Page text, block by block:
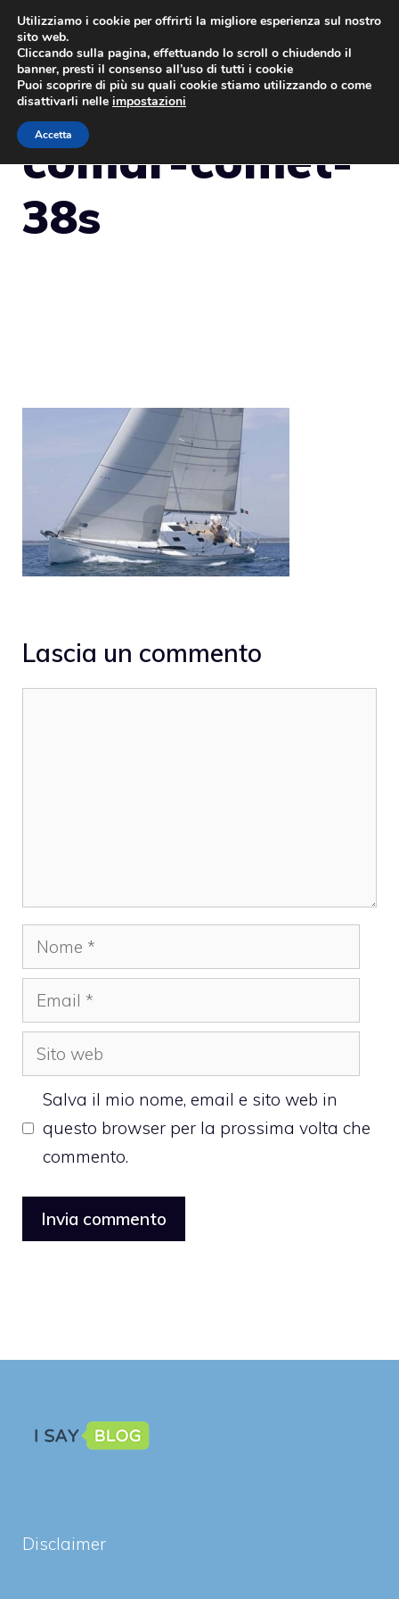
Vai
contenuto
comar-comet-
38s
Lascia un commento
Nome
Email
Sito
web
Salva il mio nome, email e sito web in
questo browser per la prossima volta che
commento.
Disclaimer
Utilizziamo i cookie per offrirti la migliore esperienza sul nostro
sito web.
Cliccando sulla pagina, effettuando lo scroll o chiudendo il
banner, presti il consenso all’uso di tutti i cookie
Puoi scoprire di più su quali cookie stiamo utilizzando o come
disattivarli nelle impostazioni
Accetta